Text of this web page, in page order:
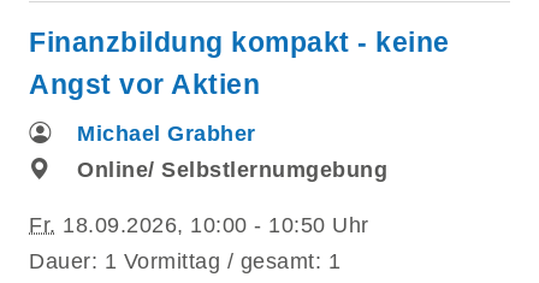
Finanzbildung kompakt - keine
Angst vor Aktien
Michael Grabher
Online/ Selbstlernumgebung
Fr. 18.09.2026, 10:00 - 10:50 Uhr
Dauer: 1 Vormittag / gesamt: 1